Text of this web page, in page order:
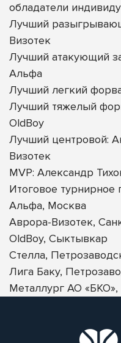
обладатели
Лучший
Визотек
Лучший атакующий
Альфа
Лучший легкий
Лучший тяжелый
OldBoy
Лучший центровой:
Визотек
MVP: Александр
Итоговое
Альфа, Москва
Аврора-Визотек,
OldBoy, Сыктывкар
Стелла,
Лига Баку,
Металлург АО «БКО»,